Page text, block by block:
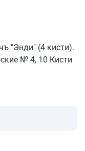
"Энди" (4 кисти).
№ 4, 10 Кисти